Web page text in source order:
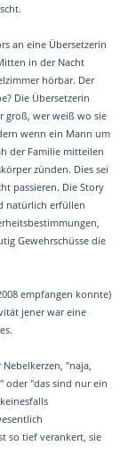
an eine Übersetzerin
in der Nacht
hörbar. Der
Die Übersetzerin
groß, wer weiß wo sie
wenn ein Mann um
der Familie mitteilen
zünden. Dies sei
passieren. Die Story
natürlich erfüllen
Gewehrschüsse die
empfangen konnte)
jener war eine
"naja,
oder "das sind nur ein
so tief verankert, sie